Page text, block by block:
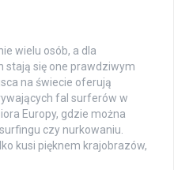
wielu osób, a dla
stają się one prawdziwym
na świecie oferują
fal surferów w
Europy, gdzie można
czy nurkowaniu.
kusi pięknem krajobrazów,